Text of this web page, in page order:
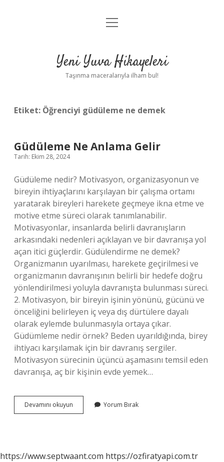
Anasayfa
Yasal Uyarı
menüyü
Yeni Yuva Hikayeleri
Taşınma maceralarıyla ilham bul!
Etiket: Öğrenciyi güdüleme ne demek
Güdüleme Ne Anlama Gelir
Tarih: Ekim 28, 2024
Güdüleme nedir? Motivasyon, organizasyonun ve
bireyin ihtiyaçlarını karşılayan bir çalışma ortamı
yaratarak bireyleri harekete geçmeye ikna etme ve
motive etme süreci olarak tanımlanabilir.
Motivasyonlar, insanlarda belirli davranışların
arkasındaki nedenleri açıklayan ve bir davranışa yol
açan itici güçlerdir. Güdülendirme ne demek?
Organizmanın uyarılması, harekete geçirilmesi ve
organizmanın davranışının belirli bir hedefe doğru
yönlendirilmesi yoluyla davranışta bulunması süreci.
2. Motivasyon, bir bireyin işinin yönünü, gücünü ve
önceliğini belirleyen iç veya dış dürtülere dayalı
olarak eylemde bulunmasıyla ortaya çıkar.
Güdümleme nedir örnek? Beden uyarıldığında, birey
ihtiyacı karşılamak için bir davranış sergiler.
Motivasyon sürecinin üçüncü aşamasını temsil eden
davranışa, aç bir kişinin evde yemek…
Devamını okuyun Güdüleme
Ne
Yorum Bırak
https://www.septwaant.com https://ozfiratyapi.com.tr